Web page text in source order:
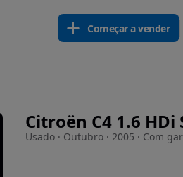
Começar a vender
Citroën C4 1.6 HDi
Usado · Outubro · 2005 · Com